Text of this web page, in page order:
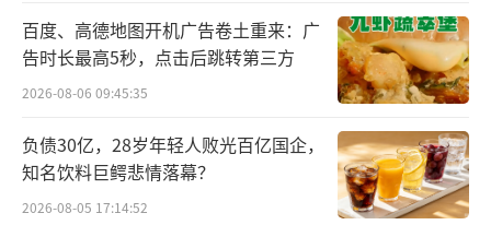
百度、高德地图开机广告卷土重来：广
告时长最高5秒，点击后跳转第三方
2026-08-06 09:45:35
负债30亿，28岁年轻人败光百亿国企，
知名饮料巨鳄悲情落幕？
2026-08-05 17:14:52